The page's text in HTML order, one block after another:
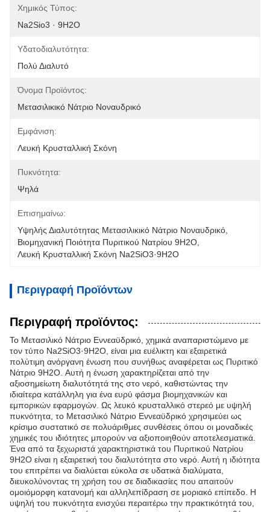
Χημικός Τύπος:
Na2Sio3 · 9H2O
Υδατοδιαλυτότητα:
Πολύ Διαλυτό
Όνομα Προϊόντος:
Μετασιλικικό Νάτριο Νοναυδρικό
Εμφάνιση:
Λευκή Κρυσταλλική Σκόνη
Πυκνότητα:
Ψηλά
Επισημαίνω:
Υψηλής Διαλυτότητας Μετασιλικικό Νάτριο Νοναυδρικό
Βιομηχανική Ποιότητα Πυριτικού Νατρίου 9H2O
Λευκή Κρυσταλλική Σκόνη Na2SiO3·9H2O
Περιγραφή Προϊόντων
Περιγραφή προϊόντος:
Το Μετασιλικό Νάτριο Εννεαϋδρικό, χημικά αναπαριστώμενο με
τον τύπο Na2SiO3·9H2O, είναι μια ευέλικτη και εξαιρετικά
πολύτιμη ανόργανη ένωση που συνήθως αναφέρεται ως Πυριτικό
Νάτριο 9H2O. Αυτή η ένωση χαρακτηρίζεται από την
αξιοσημείωτη διαλυτότητά της στο νερό, καθιστώντας την
ιδιαίτερα κατάλληλη για ένα ευρύ φάσμα βιομηχανικών και
εμπορικών εφαρμογών. Ως λευκό κρυσταλλικό στερεό με υψηλή
πυκνότητα, το Μετασιλικό Νάτριο Εννεαϋδρικό χρησιμεύει ως
κρίσιμο συστατικό σε πολυάριθμες συνθέσεις όπου οι μοναδικές
χημικές του ιδιότητες μπορούν να αξιοποιηθούν αποτελεσματικά.
Ένα από τα ξεχωριστά χαρακτηριστικά του Πυριτικού Νατρίου
9H2O είναι η εξαιρετική του διαλυτότητα στο νερό. Αυτή η ιδιότητα
του επιτρέπει να διαλύεται εύκολα σε υδατικά διαλύματα,
διευκολύνοντας τη χρήση του σε διαδικασίες που απαιτούν
ομοιόμορφη κατανομή και αλληλεπίδραση σε μοριακό επίπεδο. Η
υψηλή του πυκνότητα ενισχύει περαιτέρω την πρακτικότητά του,